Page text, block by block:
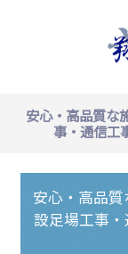
安心・高品質な
事・通信工
安心・高品
設足場工事